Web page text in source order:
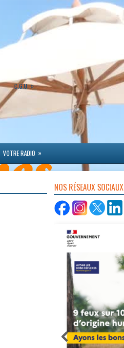
C.G.U. »
VOTRE RADIO »
NOS RÉSEAUX SOCIAUX